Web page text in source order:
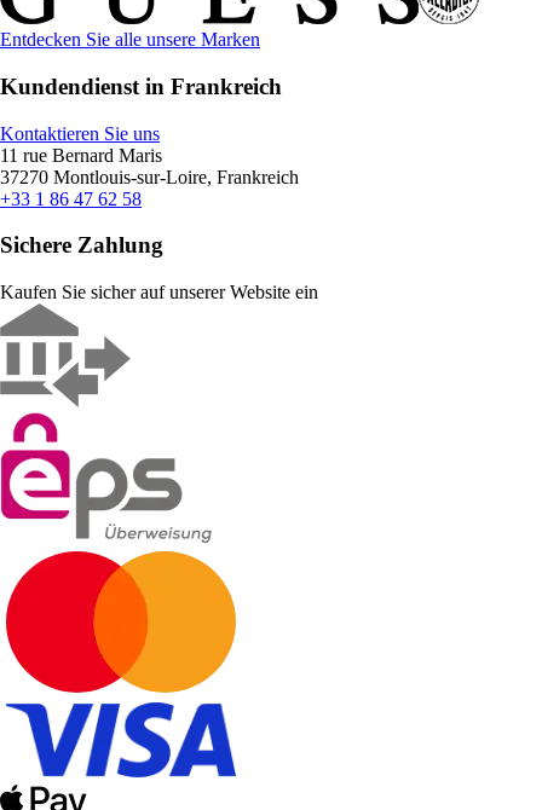
Entdecken Sie alle unsere Marken
Kundendienst in Frankreich
Kontaktieren Sie uns
11 rue Bernard Maris
37270 Montlouis-sur-Loire, Frankreich
+33 1 86 47 62 58
Sichere Zahlung
Kaufen Sie sicher auf unserer Website ein